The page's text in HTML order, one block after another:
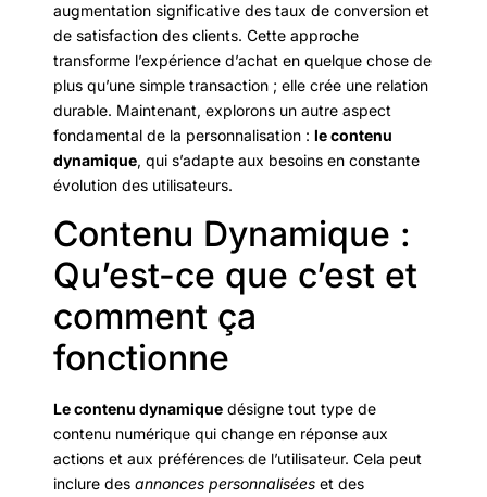
augmentation significative des taux de conversion et
de satisfaction des clients. Cette approche
transforme l’expérience d’achat en quelque chose de
plus qu’une simple transaction ; elle crée une relation
durable. Maintenant, explorons un autre aspect
fondamental de la personnalisation : le contenu
dynamique, qui s’adapte aux besoins en constante
évolution des utilisateurs.
Contenu Dynamique :
Qu’est-ce que c’est et
comment ça
fonctionne
Le contenu dynamique désigne tout type de
contenu numérique qui change en réponse aux
actions et aux préférences de l’utilisateur. Cela peut
inclure des annonces personnalisées et des